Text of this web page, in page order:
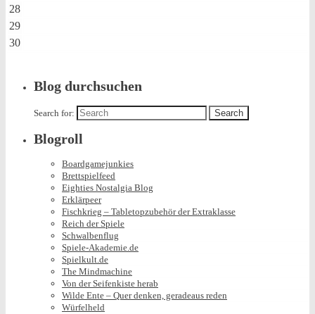
28
29
30
Blog durchsuchen
Search for:
Blogroll
Boardgamejunkies
Brettspielfeed
Eighties Nostalgia Blog
Erklärpeer
Fischkrieg – Tabletopzubehör der Extraklasse
Reich der Spiele
Schwalbenflug
Spiele-Akademie.de
Spielkult.de
The Mindmachine
Von der Seifenkiste herab
Wilde Ente – Quer denken, geradeaus reden
Würfelheld